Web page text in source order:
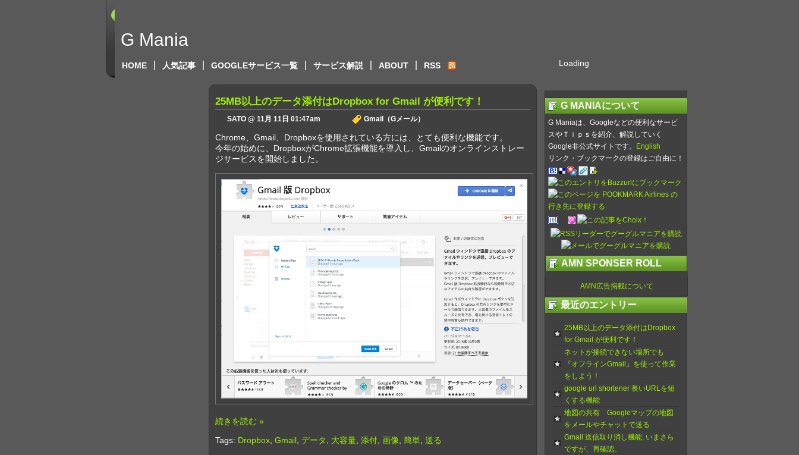
G Mania
Loading
HOME 人気記事 GOOGLEサービス一覧 サービス解説 ABOUT RSS
25MB以上のデータ添付はDropbox for Gmail が便利です！
SATO @ 11月 11日 01:47am Gmail（Gメール）
Chrome、Gmail、Dropboxを使用されている方には、とても便利な機能です。
今年の始めに、DropboxがChrome拡張機能を導入し、Gmailのオンラインストレー
ジサービスを開始しました。
続きを読む »
Tags: Dropbox Gmail データ 大容量 添付 画像 簡単 送る
G MANIAについて
G Maniaは、Googleなどの便利なサービ
スやＴｉｐｓを紹介、解説していく
Google非公式サイトです。
English
リンク・ブックマークの登録はご自由に！
AMN SPONSER ROLL
AMN広告掲載について
最近のエントリー
25MB以上のデータ添付はDropbox
for Gmail が便利です！
ネットが接続できない場所でも
『オフラインGmail』を使って作業
をしよう！
google url shortener 長いURLを短
くする機能
地図の共有 Googleマップの地図
をメールやチャットで送る
Gmail 送信取り消し機能, いまさら
ですが、再確認。